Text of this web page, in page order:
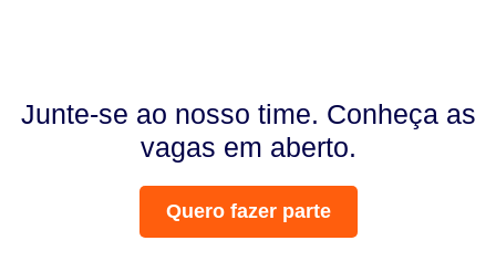
Junte-se ao nosso time. Conheça as
vagas em aberto.
Quero fazer parte